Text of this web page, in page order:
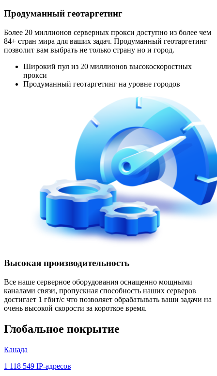
Продуманный геотаргетинг
Более 20 миллионов серверных прокси доступно из более чем
84+ стран мира для ваших задач. Продуманный геотаргетинг
позволит вам выбрать не только страну но и город.
Широкий пул из 20 миллионов высокоскоростных
прокси
Продуманный геотаргетинг на уровне городов
Высокая производительность
Все наше серверное оборудования оснащенно мощными
каналами связи, пропускная способность наших серверов
достигает 1 гбит/с что позволяет обрабатывать ваши задачи на
очень высокой скорости за короткое время.
Глобальное покрытие
Канада
1 118 549 IP-адресов